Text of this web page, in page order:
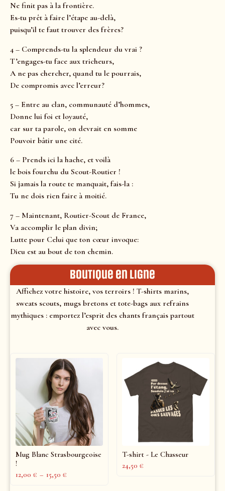
Ne finit pas à la frontière.
Es-tu prêt à faire l’étape au-delà,
puisqu’il te faut trouver des frères?
4 – Comprends-tu la splendeur du vrai ?
T’engages-tu face aux tricheurs,
A ne pas chercher, quand tu le pourrais,
De compromis avec l’erreur?
5 – Entre au clan, communauté d’hommes,
Donne lui foi et loyauté,
car sur ta parole, on devrait en somme
Pouvoir bâtir une cité.
6 – Prends ici la hache, et voilà
le bois fourchu du Scout-Routier !
Si jamais la route te manquait, fais-la :
Tu ne dois rien faire à moitié.
7 – Maintenant, Routier-Scout de France,
Va accomplir le plan divin;
Lutte pour Celui que ton cœur invoque:
Dieu est au bout de ton chemin.
Boutique en ligne
Affichez votre histoire, vos terroirs ! T-shirts marins,
sweats scouts, mugs bretons et tote-bags aux refrains
mythiques : emportez l’esprit des chants français partout
avec vous.
Mug Blanc Strasbourgeoise
!
12,00 € – 15,50 €
T-shirt - Le Chasseur
24,50 €